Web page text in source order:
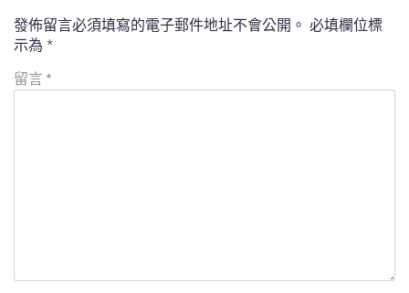
發佈留言必須填寫的電子郵件地址不會公開。 必填欄位標
示為 *
留言 *